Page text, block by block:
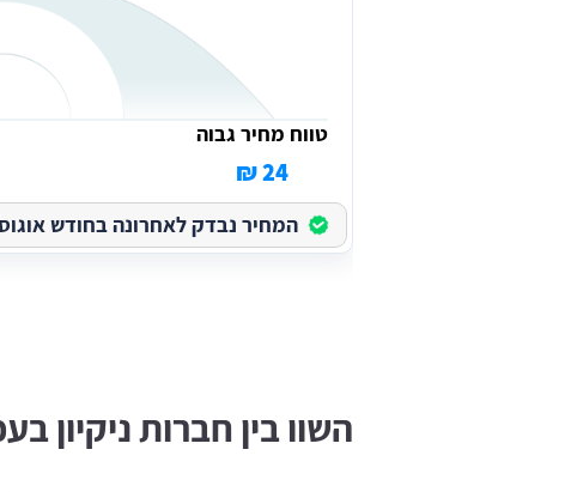
טווח מחיר גבוה
24 ₪
המחיר נבדק לאחרונה בחודש אוגוסט
השוו בין חברות ניקיון